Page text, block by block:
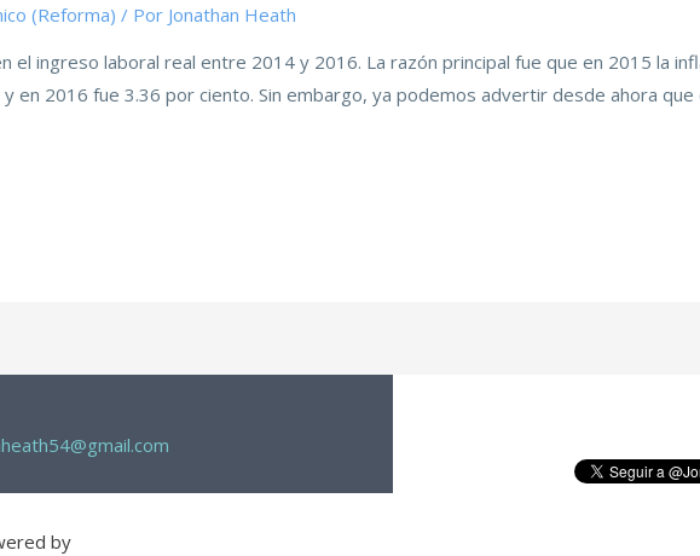
(Reforma) / Por Jonathan Heath
el ingreso laboral real entre 2014 y 2016. La razón principal fue que en 2015 la
y en 2016 fue 3.36 por ciento. Sin embargo, ya podemos advertir desde ahora
by